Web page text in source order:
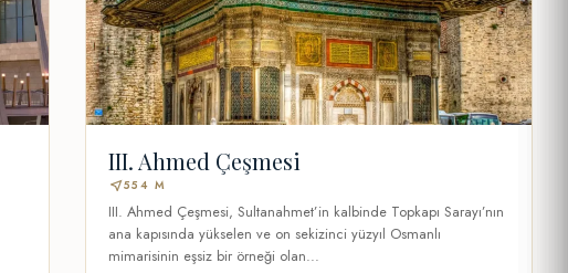
III. Ahmed Çeşmesi
near_me554 M
III. Ahmed Çeşmesi, Sultanahmet’in kalbinde Topkapı Sarayı’nın
ana kapısında yükselen ve on sekizinci yüzyıl Osmanlı
mimarisinin eşsiz bir örneği olan...